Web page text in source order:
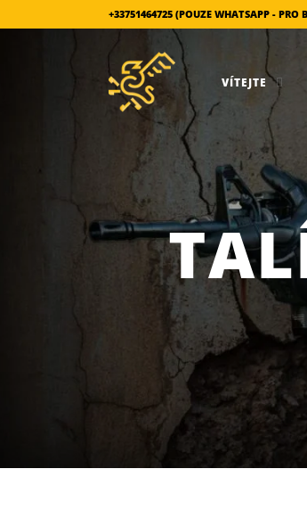
+33751464725 (POUZE WHATSAPP - PRO
VÍTEJTE